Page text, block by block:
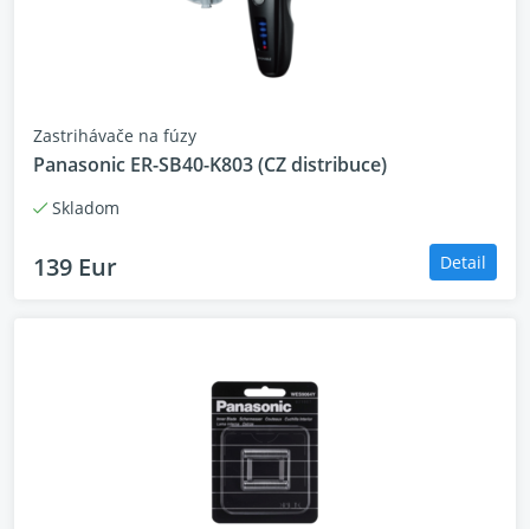
Zastrihávače na fúzy
Panasonic ER-SB40-K803 (CZ distribuce)
Skladom
139 Eur Detail